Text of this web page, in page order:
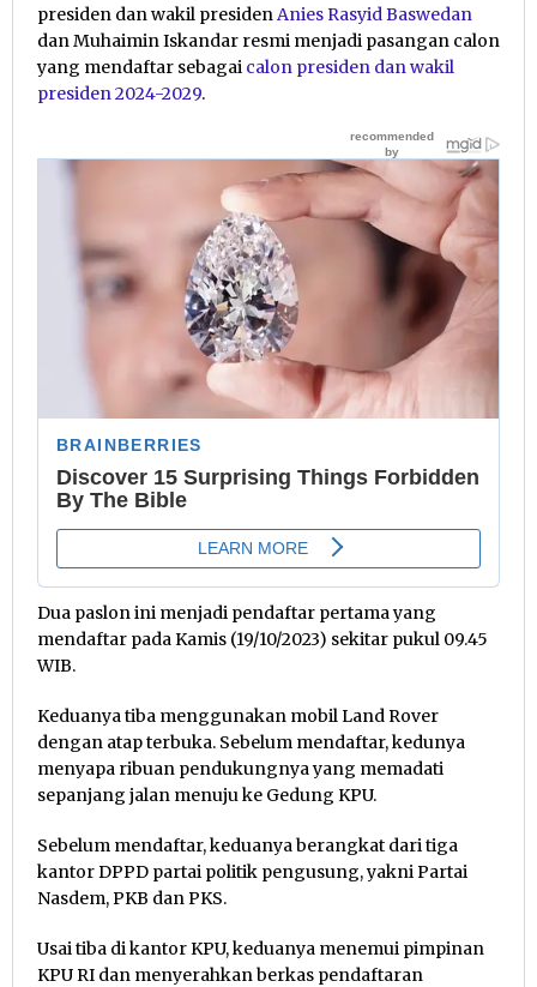
presiden dan wakil presidenAnies Rasyid Baswedan
dan Muhaimin Iskandar resmi menjadi pasangan calon
yang mendaftar sebagai calon presiden dan wakil
presiden 2024-2029.
Dua paslon ini menjadi pendaftar pertama yang
mendaftar pada Kamis (19/10/2023) sekitar pukul 09.45
WIB.
Keduanya tiba menggunakan mobil Land Rover
dengan atap terbuka. Sebelum mendaftar, kedunya
menyapa ribuan pendukungnya yang memadati
sepanjang jalan menuju ke Gedung KPU.
Sebelum mendaftar, keduanya berangkat dari tiga
kantor DPPD partai politik pengusung, yakni Partai
Nasdem, PKB dan PKS.
Usai tiba di kantor KPU, keduanya menemui pimpinan
KPU RI dan menyerahkan berkas pendaftaran